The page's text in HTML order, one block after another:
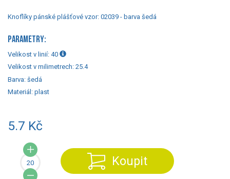
Knoflíky pánské plášťové vzor: 02039 - barva šedá
PARAMETRY:
Velikost v linií: 40
Velikost v milimetrech: 25.4
Barva: šedá
Materiál: plast
5.7 Kč
Koupit